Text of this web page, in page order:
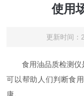
使用
更新时间
食用油品质检测仪
可以帮助人们判断食
康。